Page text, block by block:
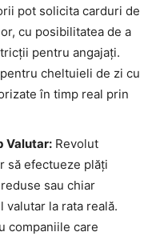
pot solicita carduri de
cu posibilitatea de a
pentru angajați.
cheltuieli de zi cu
în timp real prin
Valutar: Revolut
să efectueze plăți
sau chiar
la rata reală.
companiile care